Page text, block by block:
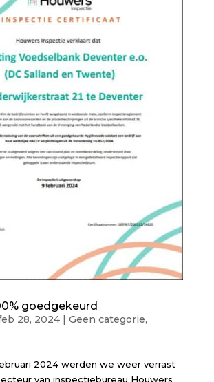
goedgekeurd
28, 2024| Geen categorie,
2024 werden we weer verrast
van inspectiebureau Houwers